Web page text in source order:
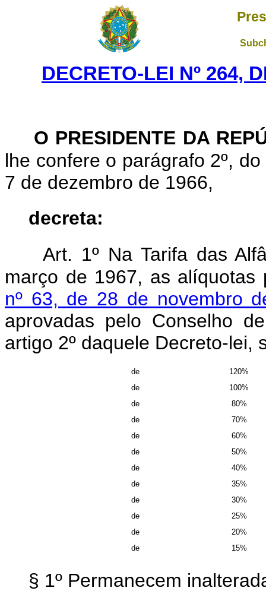
DECRETO-LEI Nº 264,
O PRESIDENTE DA
lhe confere o parágrafo 2º,
7 de dezembro de 1966,
decreta:
Art. 1º Na Tarifa das
março de 1967, as
nº 63, de 28 de novembro
aprovadas pelo Conselho
artigo 2º daquele Decreto-lei,
de
120%
de
100%
de
80%
de
70%
de
60%
de
50%
de
40%
de
35%
de
30%
de
25%
de
20%
de
15%
§ 1º Permanecem